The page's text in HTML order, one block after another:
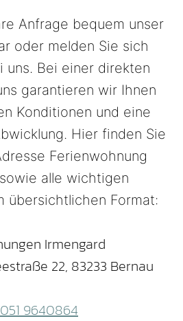
Anfrage bequem unser
oder melden Sie sich
uns. Bei einer direkten
garantieren wir Ihnen
Konditionen und eine
Hier finden Sie
Ferienwohnung
alle wichtigen
übersichtlichen Format:
Irmengard
22, 83233 Bernau
9640864